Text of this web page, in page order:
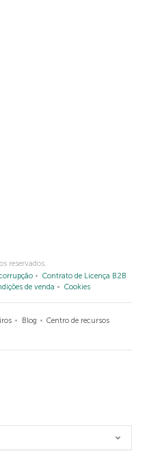
reservados.
Contrato de Licença B2B
de venda Cookies
Blog
Centro de recursos